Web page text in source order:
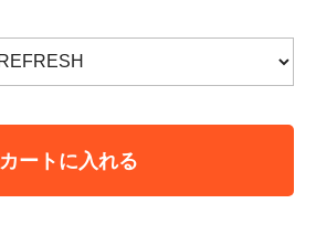
カートに入れる